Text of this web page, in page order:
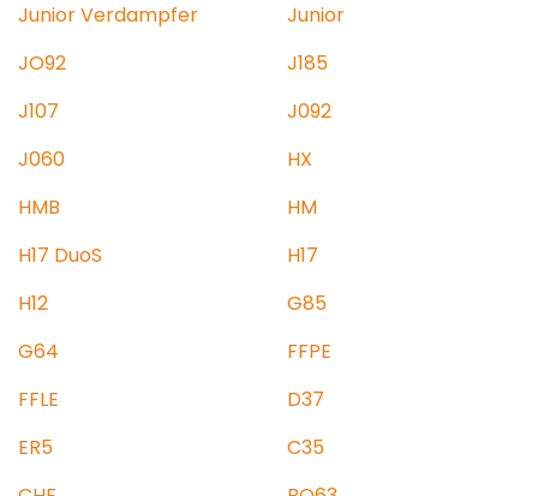
Junior Verdampfer
Junior
JO92
J185
J107
J092
J060
HX
HMB
HM
H17 DuoS
H17
H12
G85
G64
FFPE
FFLE
D37
ER5
C35